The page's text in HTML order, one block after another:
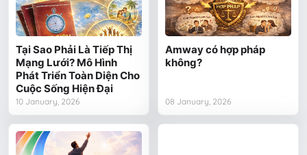
Tại Sao Phải Là Tiếp Thị
Mạng Lưới? Mô Hình
Phát Triển Toàn Diện Cho
Cuộc Sống Hiện Đại
10 January, 2026
Amway có hợp pháp
không?
08 January, 2026